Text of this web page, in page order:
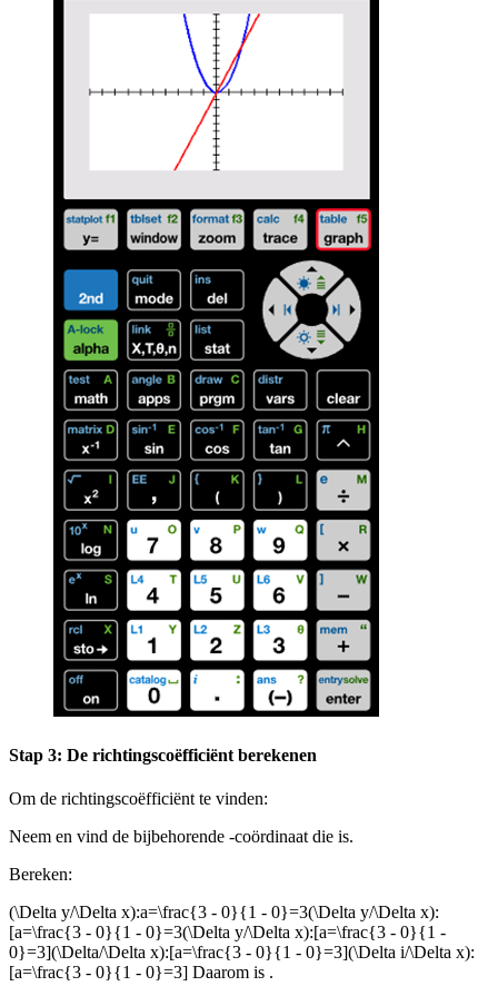
Stap 3: De richtingscoëfficiënt berekenen
Om de richtingscoëfficiënt te vinden:
Neem en vind de bijbehorende -coördinaat die is.
Bereken:
(\Delta y/\Delta x):a=\frac{3 - 0}{1 - 0}=3(\Delta y/\Delta x):
[a=\frac{3 - 0}{1 - 0}=3(\Delta y/\Delta x):[a=\frac{3 - 0}{1 -
0}=3](\Delta/\Delta x):[a=\frac{3 - 0}{1 - 0}=3](\Delta i/\Delta x):
[a=\frac{3 - 0}{1 - 0}=3] Daarom is .